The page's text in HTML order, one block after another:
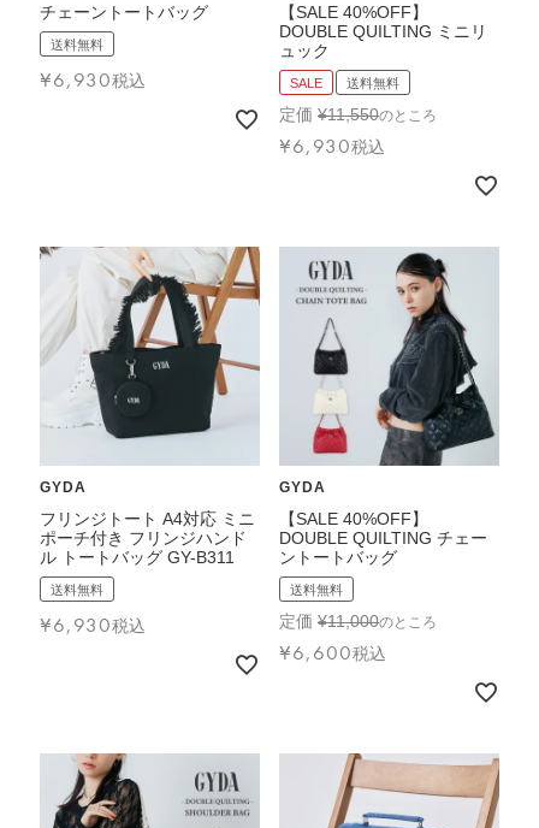
チェーントートバッグ
送料無料
¥6,930税込
【SALE 40%OFF】
DOUBLE QUILTING ミニリ
ュック
SALE 送料無料
定価 ¥11,550のところ
¥6,930税込
GYDA
フリンジトート A4対応 ミニ
ポーチ付き フリンジハンド
ル トートバッグ GY-B311
送料無料
¥6,930税込
GYDA
【SALE 40%OFF】
DOUBLE QUILTING チェー
ントートバッグ
送料無料
定価 ¥11,000のところ
¥6,600税込